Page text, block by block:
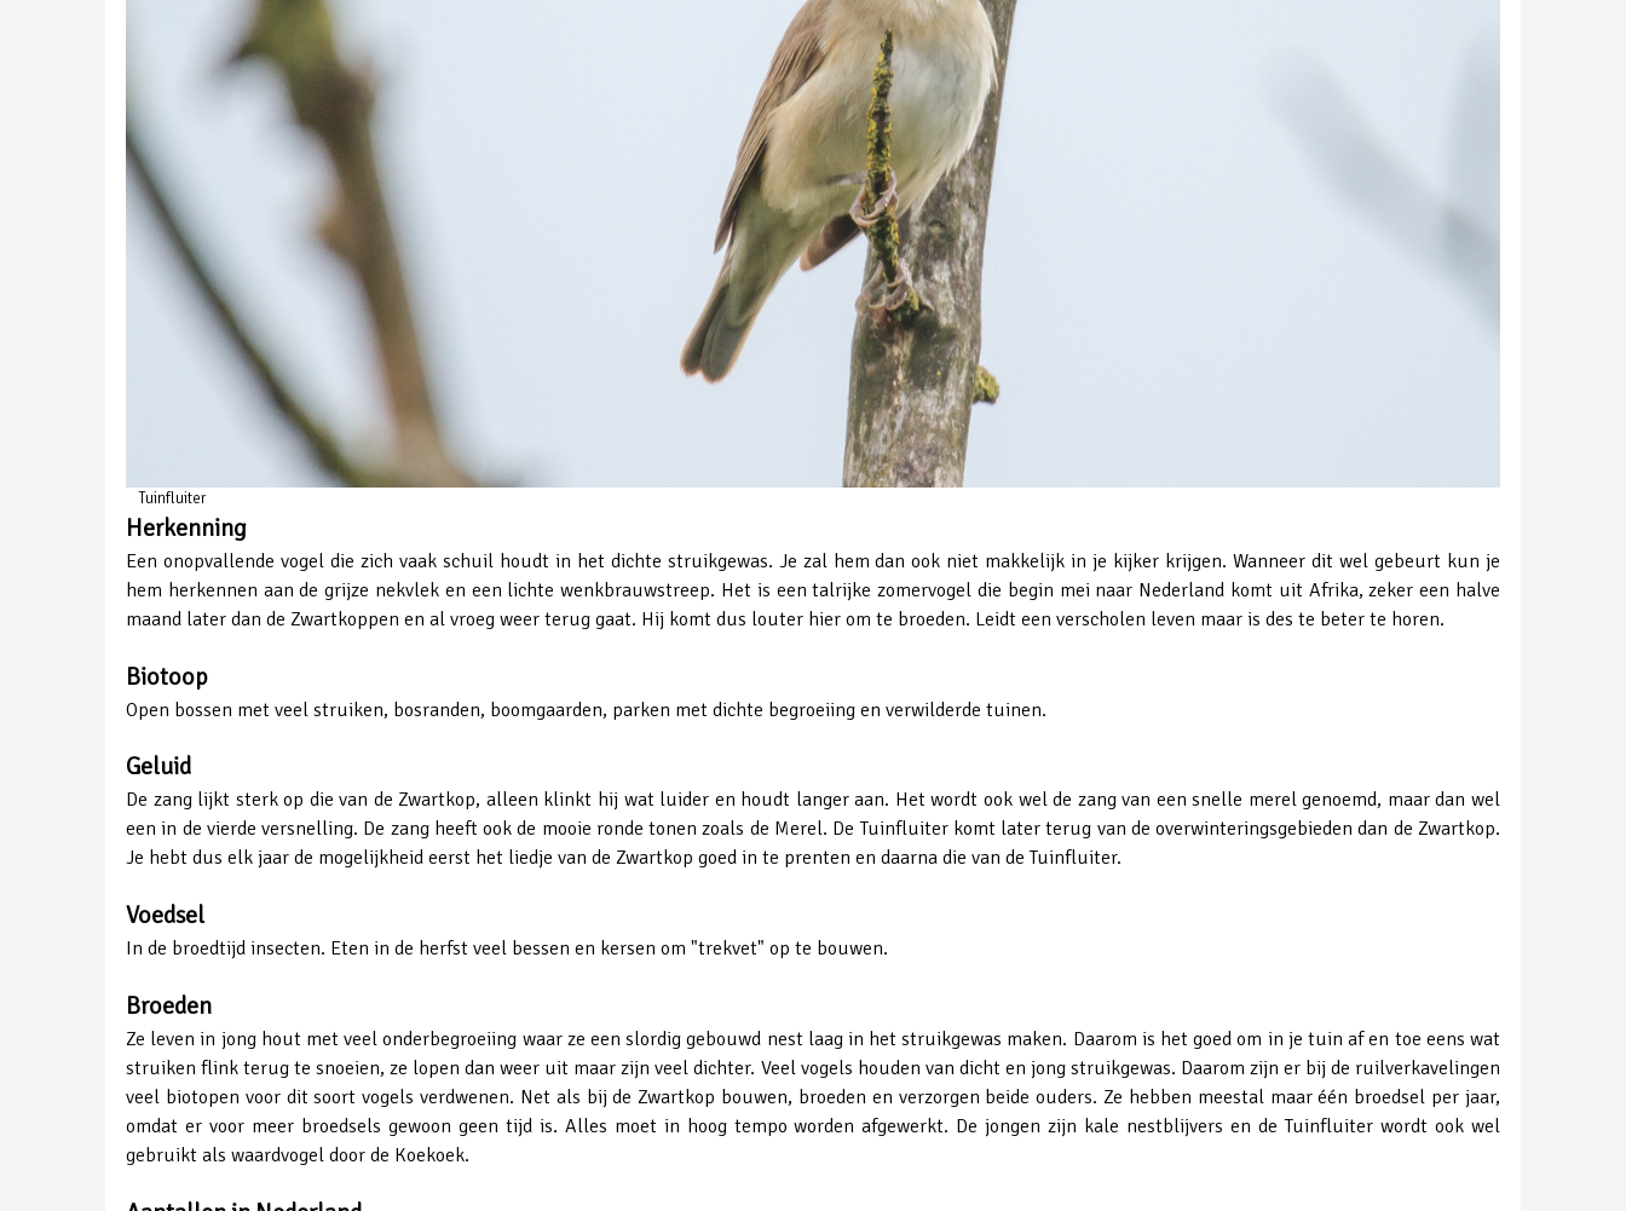
Tuinfluiter
Herkenning
Een onopvallende vogel die zich vaak schuil houdt in het dichte struikgewas. Je zal hem dan ook niet makkelijk in je kijker krijgen. Wanneer dit wel gebeurt kun je
hem herkennen aan de grijze nekvlek en een lichte wenkbrauwstreep. Het is een talrijke zomervogel die begin mei naar Nederland komt uit Afrika, zeker een halve
maand later dan de Zwartkoppen en al vroeg weer terug gaat. Hij komt dus louter hier om te broeden. Leidt een verscholen leven maar is des te beter te horen.
Biotoop
Open bossen met veel struiken, bosranden, boomgaarden, parken met dichte begroeiing en verwilderde tuinen.
Geluid
De zang lijkt sterk op die van de Zwartkop, alleen klinkt hij wat luider en houdt langer aan. Het wordt ook wel de zang van een snelle merel genoemd, maar dan wel
een in de vierde versnelling. De zang heeft ook de mooie ronde tonen zoals de Merel. De Tuinfluiter komt later terug van de overwinteringsgebieden dan de Zwartkop.
Je hebt dus elk jaar de mogelijkheid eerst het liedje van de Zwartkop goed in te prenten en daarna die van de Tuinfluiter.
Voedsel
In de broedtijd insecten. Eten in de herfst veel bessen en kersen om "trekvet" op te bouwen.
Broeden
Ze leven in jong hout met veel onderbegroeiing waar ze een slordig gebouwd nest laag in het struikgewas maken. Daarom is het goed om in je tuin af en toe eens wat
struiken flink terug te snoeien, ze lopen dan weer uit maar zijn veel dichter. Veel vogels houden van dicht en jong struikgewas. Daarom zijn er bij de ruilverkavelingen
veel biotopen voor dit soort vogels verdwenen. Net als bij de Zwartkop bouwen, broeden en verzorgen beide ouders. Ze hebben meestal maar één broedsel per jaar,
omdat er voor meer broedsels gewoon geen tijd is. Alles moet in hoog tempo worden afgewerkt. De jongen zijn kale nestblijvers en de Tuinfluiter wordt ook wel
gebruikt als waardvogel door de Koekoek.